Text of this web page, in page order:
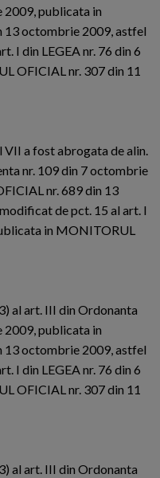
2009, publicata in
13 octombrie 2009, astfel
I din LEGEA nr. 76 din 6
OFICIAL nr. 307 din 11
VII a fost abrogata de alin.
nr. 109 din 7 octombrie
nr. 689 din 13
de pct. 15 al art. I
in MONITORUL
al art. III din Ordonanta
2009, publicata in
13 octombrie 2009, astfel
I din LEGEA nr. 76 din 6
OFICIAL nr. 307 din 11
al art. III din Ordonanta